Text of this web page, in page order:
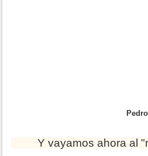
Y vayamos ahora al